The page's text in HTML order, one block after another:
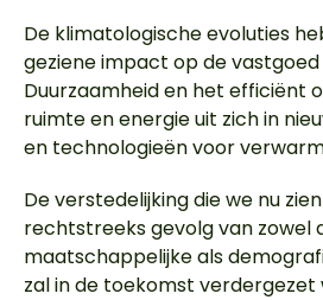
De klimatologische evoluties
geziene impact op de
Duurzaamheid en het efficiënt
ruimte en energie uit zich in
en technologieën voor
De verstedelijking die we nu
rechtstreeks gevolg van zowel
maatschappelijke als
zal in de toekomst verdergezet